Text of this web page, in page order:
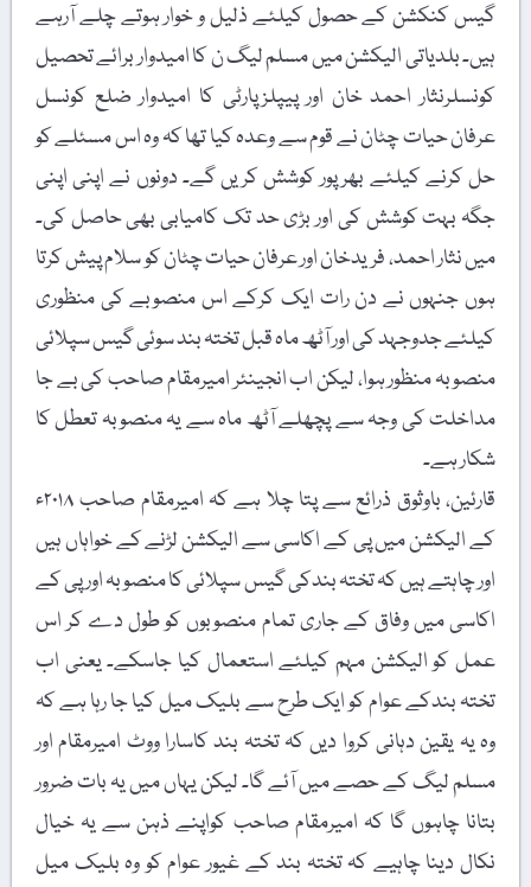
گیس کنکشن کے حصول کیلئے ذلیل و خوار ہوتے چلے آرہے
ہیں۔ بلدیاتی الیکشن میں مسلم لیگ ن کا امیدوار برائے تحصیل
کونسلرنثار احمد خان اور پیپلزپارٹی کا امیدوار ضلع کونسل
عرفان حیات چٹان نے قوم سے وعدہ کیا تھا کہ وہ اس مسئلے کو
حل کرنے کیلئے بھرپور کوشش کریں گے۔ دونوں نے اپنی اپنی
جگہ بہت کوشش کی اور بڑی حد تک کامیابی بھی حاصل کی۔
میں نثار احمد، فریدخان اور عرفان حیات چٹان کو سلام پیش کرتا
ہوں جنہوں نے دن رات ایک کرکے اس منصوبے کی منظوری
کیلئے جدوجہد کی اور آٹھ ماہ قبل تختہ بند سوئی گیس سپلائی
منصوبہ منظور ہوا، لیکن اب انجینئر امیرمقام صاحب کی بے جا
مداخلت کی وجہ سے پچھلے آٹھ ماہ سے یہ منصوبہ تعطل کا
شکار ہے۔
قارئین، باوثوق ذرائع سے پتا چلا ہے کہ امیرمقام صاحب ۲۰۱۸ء
کے الیکشن میں پی کے اکاسی سے الیکشن لڑنے کے خواہاں ہیں
اور چاہتے ہیں کہ تختہ بندکی گیس سپلائی کا منصوبہ اور پی کے
اکاسی میں وفاق کے جاری تمام منصوبوں کو طول دے کر اس
عمل کو الیکشن مہم کیلئے استعمال کیا جاسکے۔ یعنی اب
تختہ بندکے عوام کو ایک طرح سے بلیک میل کیا جا رہا ہے کہ
وہ یہ یقین دہانی کروا دیں کہ تختہ بند کاسارا ووٹ امیرمقام اور
مسلم لیگ کے حصے میں آئے گا۔ لیکن یہاں میں یہ بات ضرور
بتانا چاہوں گا کہ امیرمقام صاحب کواپنے ذہن سے یہ خیال
نکال دینا چاہیے کہ تختہ بند کے غیور عوام کو وہ بلیک میل